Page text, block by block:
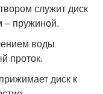
служит диск
– пружиной.
воды
проток.
диск к